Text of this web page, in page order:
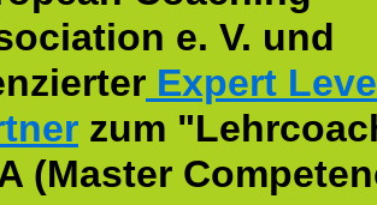
e. V. und
Expert
zum
(Master